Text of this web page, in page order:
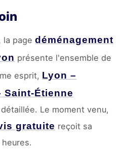
la pagedéménagement
présente l'ensemble de
esprit, Lyon –
Saint-Étienne
Le moment venu,
gratuite reçoit sa